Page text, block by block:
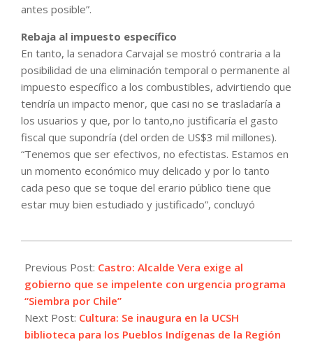
antes posible”.
Rebaja al impuesto específico
En tanto, la senadora Carvajal se mostró contraria a la
posibilidad de una eliminación temporal o permanente al
impuesto específico a los combustibles, advirtiendo que
tendría un impacto menor, que casi no se trasladaría a
los usuarios y que, por lo tanto,no justificaría el gasto
fiscal que supondría (del orden de US$3 mil millones).
“Tenemos que ser efectivos, no efectistas. Estamos en
un momento económico muy delicado y por lo tanto
cada peso que se toque del erario público tiene que
estar muy bien estudiado y justificado”, concluyó
05-
02
Previous Post: Castro: Alcalde Vera exige al
gobierno que se impelente con urgencia programa
“Siembra por Chile”
Next Post: Cultura: Se inaugura en la UCSH
biblioteca para los Pueblos Indígenas de la Región